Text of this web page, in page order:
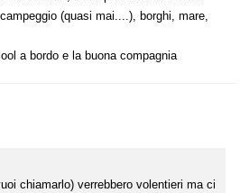
(quasi mai....), borghi, mare,
a bordo e la buona compagnia
chiamarlo) verrebbero volentieri ma ci